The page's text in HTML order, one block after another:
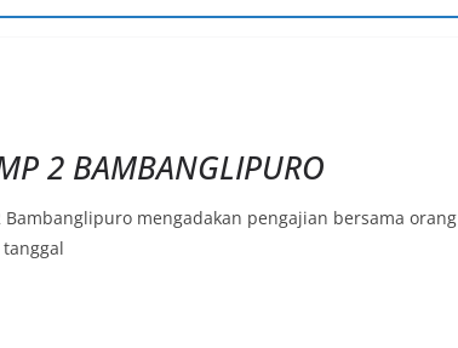
2 BAMBANGLIPURO
mengadakan pengajian bersama orang